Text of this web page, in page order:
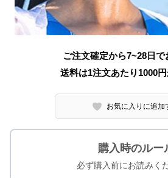
ご注文確定から7~28日で
送料は1注文あたり 1000
お気に入りに追加
購入時のルー
必ず購入前にお読みく